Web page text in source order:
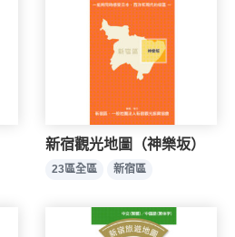
新宿觀光地圖（神樂坂）
23區全區 新宿區